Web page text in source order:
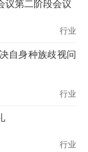
议第二阶段会议
行业
自身种族歧视问
行业
行业